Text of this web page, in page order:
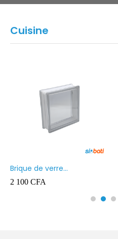
Cuisine
Brique de verre
190X190X80MM Transparent
2 100 CFA